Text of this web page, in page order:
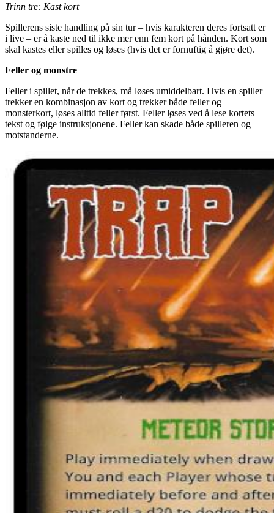
Trinn tre: Kast kort
Spillerens siste handling på sin tur – hvis karakteren deres fortsatt er
i live – er å kaste ned til ikke mer enn fem kort på hånden. Kort som
skal kastes eller spilles og løses (hvis det er fornuftig å gjøre det).
Feller og monstre
Feller i spillet, når de trekkes, må løses umiddelbart. Hvis en spiller
trekker en kombinasjon av kort og trekker både feller og
monsterkort, løses alltid feller først. Feller løses ved å lese kortets
tekst og følge instruksjonene. Feller kan skade både spilleren og
motstanderne.